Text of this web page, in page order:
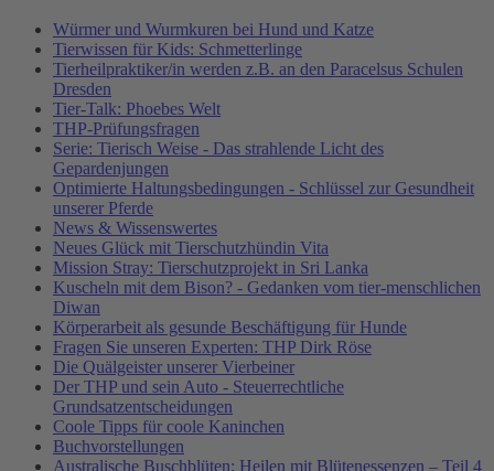
Würmer und Wurmkuren bei Hund und Katze
Tierwissen für Kids: Schmetterlinge
Tierheilpraktiker/in werden z.B. an den Paracelsus Schulen
Dresden
Tier-Talk: Phoebes Welt
THP-Prüfungsfragen
Serie: Tierisch Weise - Das strahlende Licht des
Gepardenjungen
Optimierte Haltungsbedingungen - Schlüssel zur Gesundheit
unserer Pferde
News & Wissenswertes
Neues Glück mit Tierschutzhündin Vita
Mission Stray: Tierschutzprojekt in Sri Lanka
Kuscheln mit dem Bison? - Gedanken vom tier-menschlichen
Diwan
Körperarbeit als gesunde Beschäftigung für Hunde
Fragen Sie unseren Experten: THP Dirk Röse
Die Quälgeister unserer Vierbeiner
Der THP und sein Auto - Steuerrechtliche
Grundsatzentscheidungen
Coole Tipps für coole Kaninchen
Buchvorstellungen
Australische Buschblüten: Heilen mit Blütenessenzen – Teil 4